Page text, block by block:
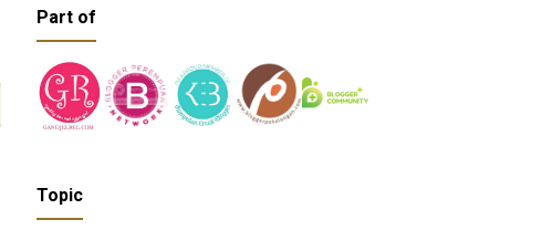
Part of
Topic